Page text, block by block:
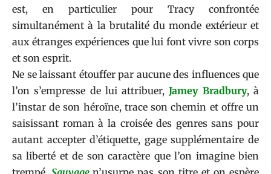
est, en particulier pour Tracy confrontée
simultanément à la brutalité du monde extérieur et
aux étranges expériences que lui font vivre son corps
et son esprit.
Ne se laissant étouffer par aucune des influences que
l’on s’empresse de lui attribuer,Jamey Bradbury, à
l’instar de son héroïne, trace son chemin et offre un
saisissant roman à la croisée des genres sans pour
autant accepter d’étiquette, gage supplémentaire de
sa liberté et de son caractère que l’on imagine bien